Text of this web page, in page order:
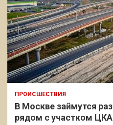
ПРОИСШЕСТВИЯ
В Москве займутся
рядом с участком